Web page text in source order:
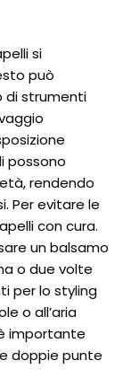
si
può
di strumenti
possono
rendendo
Per evitare le
con cura.
un balsamo
o due volte
per lo styling
o all’aria
importante
doppie punte